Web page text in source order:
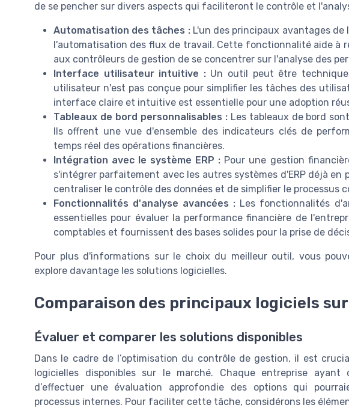
de se pencher sur divers aspects qui faciliteront le contrôle et
Automatisation des tâches :L'un des principaux avantages
l'automatisation des flux de travail. Cette fonctionnalité aide à
aux contrôleurs de gestion de se concentrer sur l'analyse des
Interface utilisateur intuitive :Un outil peut être
utilisateur n'est pas conçue pour simplifier les tâches des
interface claire et intuitive est essentielle pour une adoption
Tableaux de bord personnalisables :Les tableaux de bord
Ils offrent une vue d'ensemble des indicateurs clés de
temps réel des opérations financières.
Intégration avec le système ERP : Pour une gestion
s'intégrer parfaitement avec les autres systèmes d'ERP déjà en
centraliser le contrôle des données et de simplifier le processus
Fonctionnalités d'analyse avancées : Les fonctionnalités
essentielles pour évaluer la performance financière de
comptables et fournissent des bases solides pour la prise de
Pour plus d'informations sur le choix du meilleur outil, vous
explore davantage les solutions logicielles.
Comparaison des principaux logiciels
Évaluer et comparer les solutions disponibles
Dans le cadre de l’optimisation du contrôle de gestion, il est
logicielles disponibles sur le marché. Chaque entreprise ayant
d’effectuer une évaluation approfondie des options qui
processus internes. Pour faciliter cette tâche, considérons les